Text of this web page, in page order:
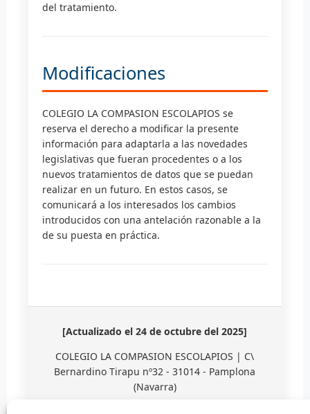
del tratamiento.
Modificaciones
COLEGIO LA COMPASION ESCOLAPIOS se
reserva el derecho a modificar la presente
información para adaptarla a las novedades
legislativas que fueran procedentes o a los
nuevos tratamientos de datos que se puedan
realizar en un futuro. En estos casos, se
comunicará a los interesados los cambios
introducidos con una antelación razonable a la
de su puesta en práctica.
[Actualizado el 24 de octubre del 2025]
COLEGIO LA COMPASION ESCOLAPIOS | C\
Bernardino Tirapu nº32 - 31014 - Pamplona
(Navarra)